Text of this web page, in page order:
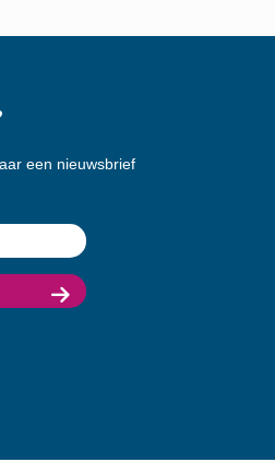
een nieuwsbrief